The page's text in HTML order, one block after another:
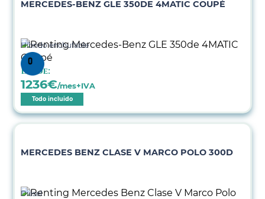
MERCEDES-BENZ GLE 350DE 4MATIC COUPÉ
Híbrido enchufable
Desde:
1236€/mes+IVA
Todo incluido
MERCEDES BENZ CLASE V MARCO POLO 300D
Diésel